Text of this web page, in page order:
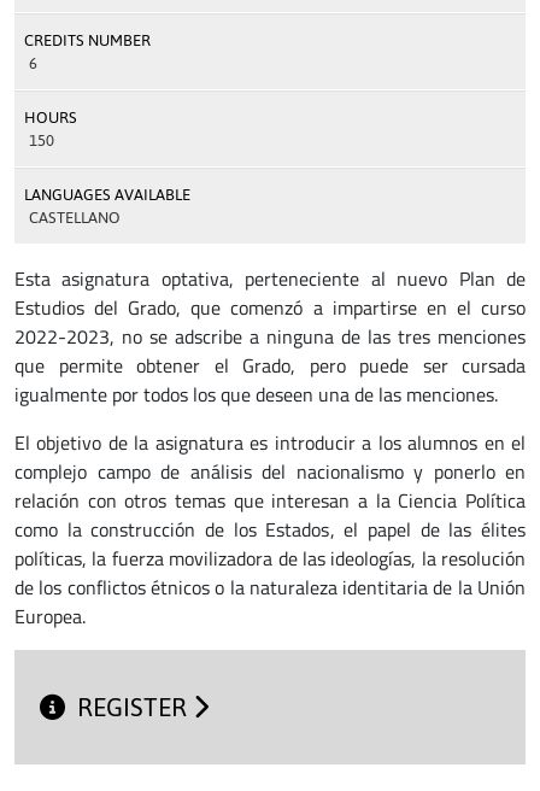
CREDITS NUMBER
6
HOURS
150
LANGUAGES AVAILABLE
CASTELLANO
Esta asignatura optativa, perteneciente al nuevo Plan de
Estudios del Grado, que comenzó a impartirse en el curso
2022-2023, no se adscribe a ninguna de las tres menciones
que permite obtener el Grado, pero puede ser cursada
igualmente por todos los que deseen una de las menciones.
El objetivo de la asignatura es introducir a los alumnos en el
complejo campo de análisis del nacionalismo y ponerlo en
relación con otros temas que interesan a la Ciencia Política
como la construcción de los Estados, el papel de las élites
políticas, la fuerza movilizadora de las ideologías, la resolución
de los conflictos étnicos o la naturaleza identitaria de la Unión
Europea.
REGISTER